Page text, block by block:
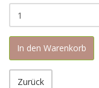
In den Warenkorb
Zurück